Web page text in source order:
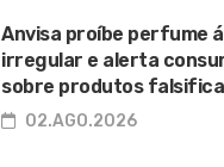
Anvisa proíbe perfume
irregular e alerta
sobre produtos
02.AGO.2026